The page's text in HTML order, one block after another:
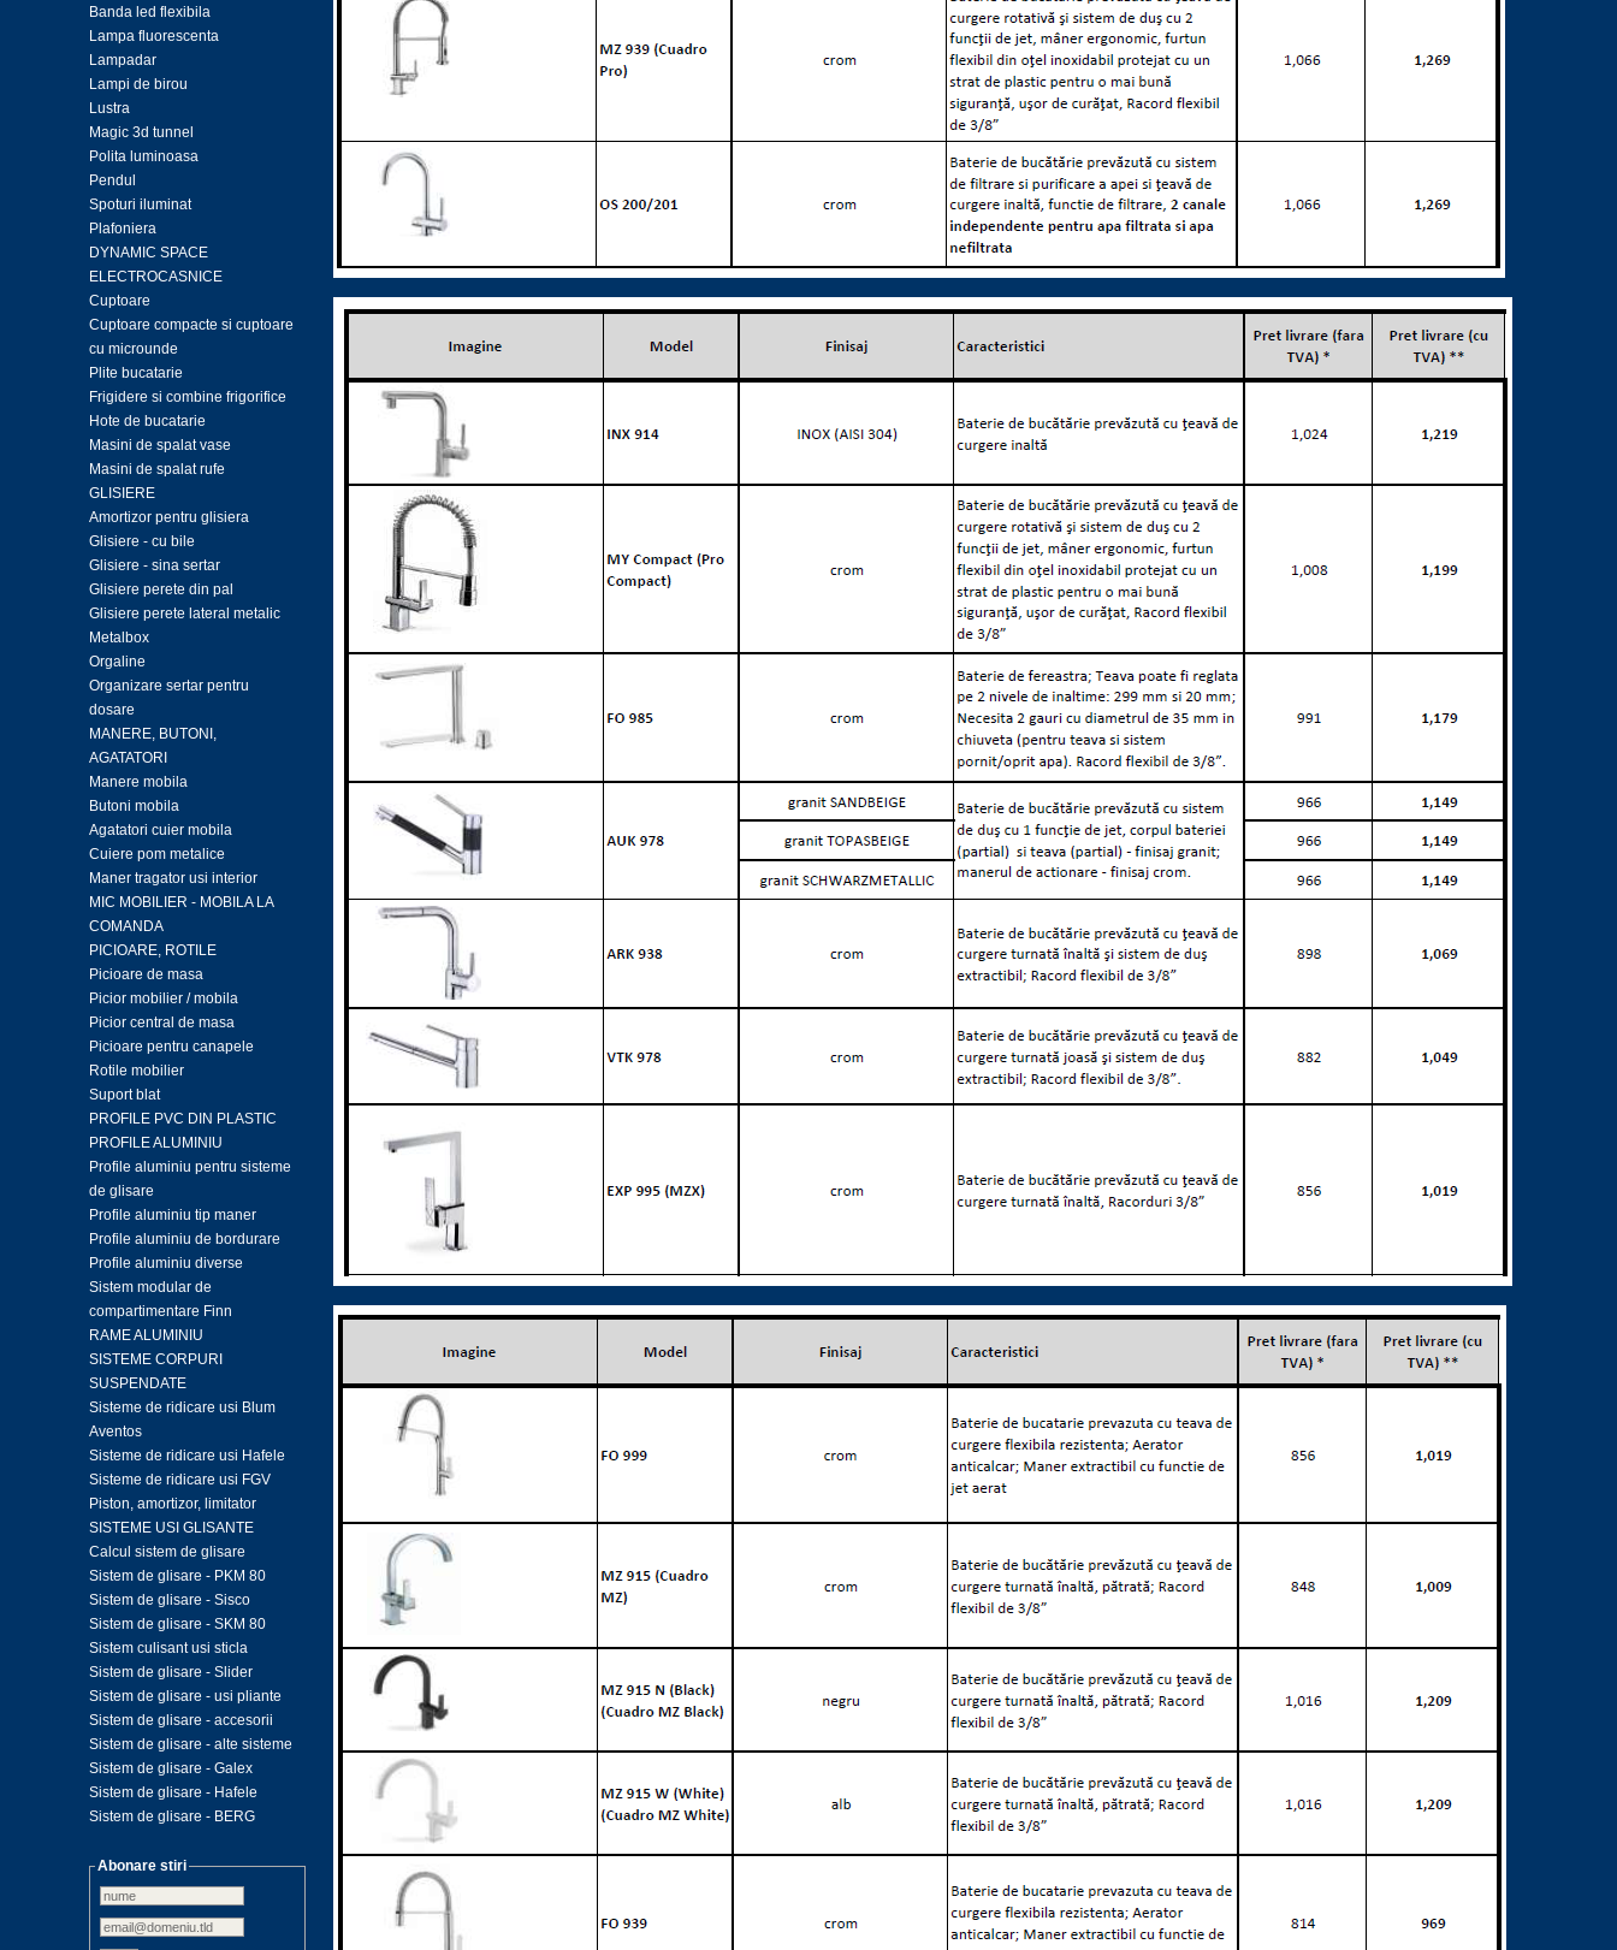
Banda led flexibila
Lampa fluorescenta
Lampadar
Lampi de birou
Lustra
Magic 3d tunnel
Polita luminoasa
Pendul
Spoturi iluminat
Plafoniera
DYNAMIC SPACE
ELECTROCASNICE
Cuptoare
Cuptoare compacte si cuptoare
cu microunde
Plite bucatarie
Frigidere si combine frigorifice
Hote de bucatarie
Masini de spalat vase
Masini de spalat rufe
GLISIERE
Amortizor pentru glisiera
Glisiere - cu bile
Glisiere - sina sertar
Glisiere perete din pal
Glisiere perete lateral metalic
Metalbox
Orgaline
Organizare sertar pentru
dosare
MANERE, BUTONI,
AGATATORI
Manere mobila
Butoni mobila
Agatatori cuier mobila
Cuiere pom metalice
Maner tragator usi interior
MIC MOBILIER - MOBILA LA
COMANDA
PICIOARE, ROTILE
Picioare de masa
Picior mobilier / mobila
Picior central de masa
Picioare pentru canapele
Rotile mobilier
Suport blat
PROFILE PVC DIN PLASTIC
PROFILE ALUMINIU
Profile aluminiu pentru sisteme
de glisare
Profile aluminiu tip maner
Profile aluminiu de bordurare
Profile aluminiu diverse
Sistem modular de
compartimentare Finn
RAME ALUMINIU
SISTEME CORPURI
SUSPENDATE
Sisteme de ridicare usi Blum
Aventos
Sisteme de ridicare usi Hafele
Sisteme de ridicare usi FGV
Piston, amortizor, limitator
SISTEME USI GLISANTE
Calcul sistem de glisare
Sistem de glisare - PKM 80
Sistem de glisare - Sisco
Sistem de glisare - SKM 80
Sistem culisant usi sticla
Sistem de glisare - Slider
Sistem de glisare - usi pliante
Sistem de glisare - accesorii
Sistem de glisare - alte sisteme
Sistem de glisare - Galex
Sistem de glisare - Hafele
Sistem de glisare - BERG
Abonare stiri